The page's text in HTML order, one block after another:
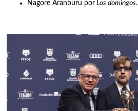
Nagore Aranburu por Los domingos.